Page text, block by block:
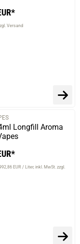
Versand
Longfill Aroma
EUR / Liter inkl. MwSt. zzgl.